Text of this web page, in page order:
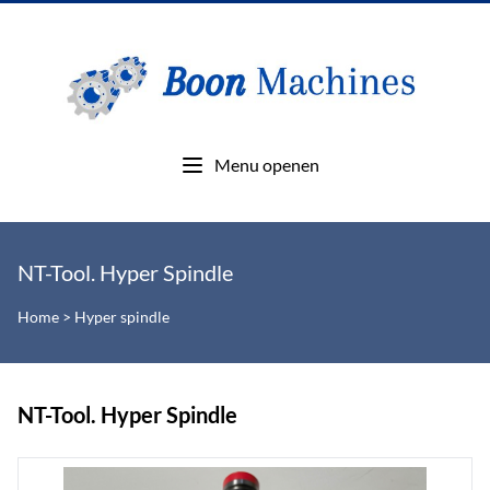
Menu openen
NT-Tool. Hyper Spindle
Home > Hyper spindle
NT-Tool. Hyper Spindle